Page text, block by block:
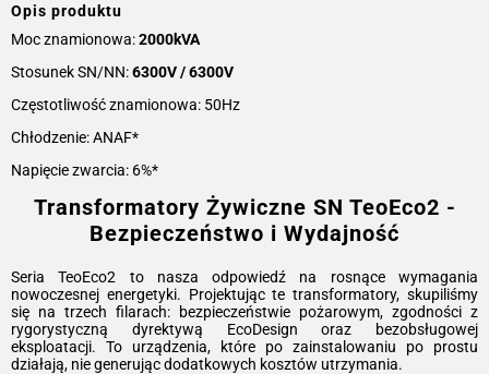
Opis produktu
Moc znamionowa:2000kVA
Stosunek SN/NN:6300V / 6300V
Częstotliwość znamionowa: 50Hz
Chłodzenie: ANAF*
Napięcie zwarcia: 6%*
Transformatory Żywiczne SN TeoEco2 -
Bezpieczeństwo i Wydajność
Seria TeoEco2 to nasza odpowiedź na rosnące wymagania
nowoczesnej energetyki. Projektując te transformatory, skupiliśmy
się na trzech filarach: bezpieczeństwie pożarowym, zgodności z
rygorystyczną dyrektywą EcoDesign oraz bezobsługowej
eksploatacji. To urządzenia, które po zainstalowaniu po prostu
działają, nie generując dodatkowych kosztów utrzymania.